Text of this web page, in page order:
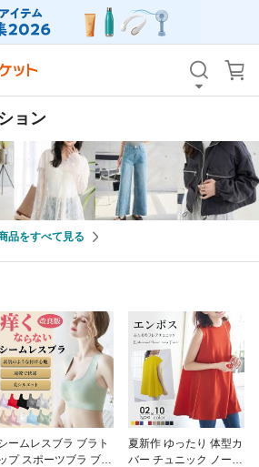
ョン
品をすべて見る
ームレスブラ ブラト
ップ スポーツブラ ブラ
夏新作 ゆったり 体型カ
バー チュニック ノース
すべて
すべて
タイムセール
て
レビューキャンペーン